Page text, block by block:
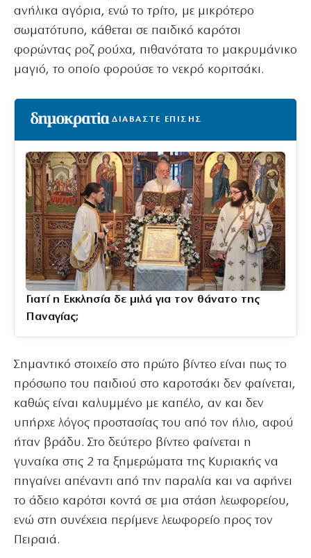
ανήλικα αγόρια, ενώ το τρίτο, με μικρότερο
σωματότυπο, κάθεται σε παιδικό καρότσι
φορώντας ροζ ρούχα, πιθανότατα το μακρυμάνικο
μαγιό, το οποίο φορούσε το νεκρό κοριτσάκι.
ΔΙΑΒΑΣΤΕ ΕΠΙΣΗΣ
Γιατί η Εκκλησία δε μιλά για τον θάνατο της
Παναγίας;
Σημαντικό στοιχείο στο πρώτο βίντεο είναι πως το
πρόσωπο του παιδιού στο καροτσάκι δεν φαίνεται,
καθώς είναι καλυμμένο με καπέλο, αν και δεν
υπήρχε λόγος προστασίας του από τον ήλιο, αφού
ήταν βράδυ. Στο δεύτερο βίντεο φαίνεται η
γυναίκα στις 2 τα ξημερώματα της Κυριακής να
πηγαίνει απέναντι από την παραλία και να αφήνει
το άδειο καρότσι κοντά σε μια στάση λεωφορείου,
ενώ στη συνέχεια περίμενε λεωφορείο προς τον
Πειραιά.